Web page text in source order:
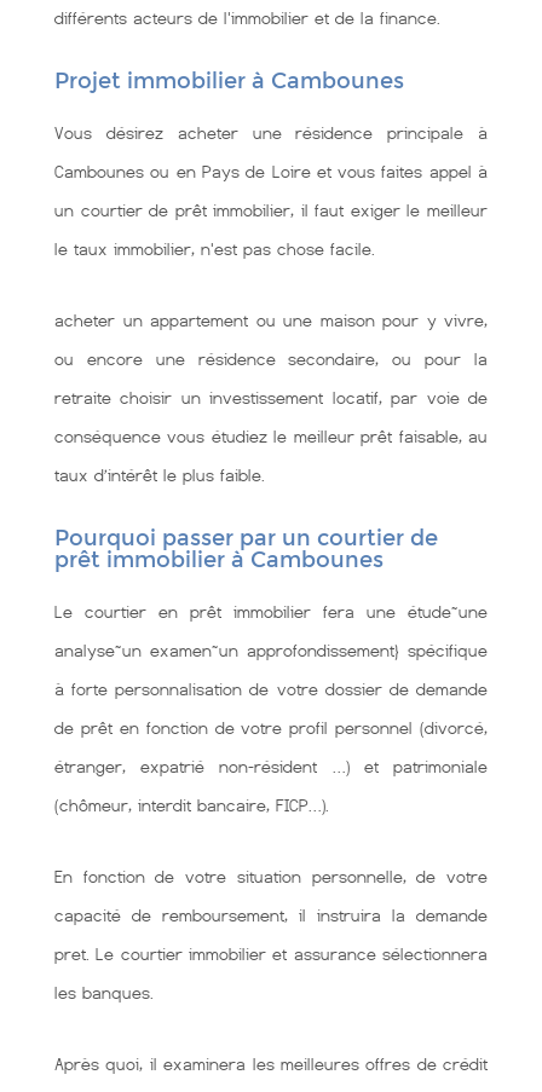
différents acteurs de l'immobilier et de la finance.
Projet immobilier à Cambounes
Vous désirez acheter une résidence principale à
Cambounes ou en Pays de Loire et vous faites appel à
un courtier de prêt immobilier, il faut exiger le meilleur
le taux immobilier, n'est pas chose facile.
acheter un appartement ou une maison pour y vivre,
ou encore une résidence secondaire, ou pour la
retraite choisir un investissement locatif, par voie de
conséquence vous étudiez le meilleur prêt faisable, au
taux d’intérêt le plus faible.
Pourquoi passer par un courtier de
prêt immobilier à Cambounes
Le courtier en prêt immobilier fera une étude~une
analyse~un examen~un approfondissement} spécifique
à forte personnalisation de votre dossier de demande
de prêt en fonction de votre profil personnel (divorcé,
étranger, expatrié non-résident …) et patrimoniale
(chômeur, interdit bancaire, FICP…).
En fonction de votre situation personnelle, de votre
capacité de remboursement, il instruira la demande
pret. Le courtier immobilier et assurance sélectionnera
les banques.
Après quoi, il examinera les meilleures offres de crédit